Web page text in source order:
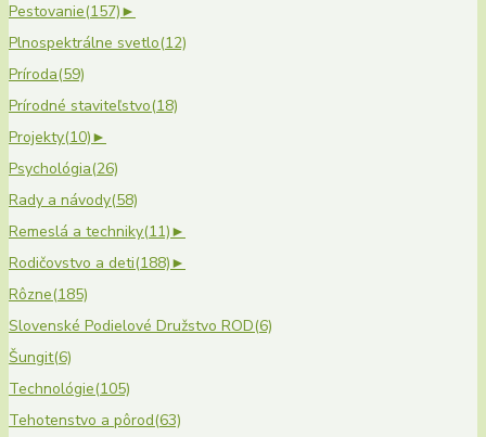
Pestovanie(157)►
Plnospektrálne svetlo(12)
Príroda(59)
Prírodné staviteľstvo(18)
Projekty(10)►
Psychológia(26)
Rady a návody(58)
Remeslá a techniky(11)►
Rodičovstvo a deti(188)►
Rôzne(185)
Slovenské Podielové Družstvo ROD(6)
Šungit(6)
Technológie(105)
Tehotenstvo a pôrod(63)